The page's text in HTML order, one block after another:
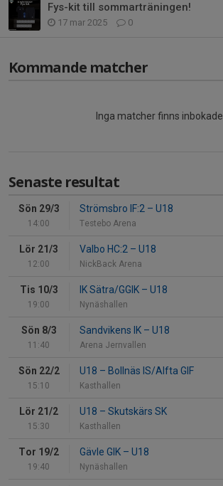
Fys-kit till sommarträningen!
17 mar 2025 0
Kommande matcher
Inga matcher finns inbokade
Senaste resultat
Sön 29/3
14:00
Strömsbro IF:2 – U18
Testebo Arena
Lör 21/3
12:00
Valbo HC:2 – U18
NickBack Arena
Tis 10/3
19:00
IK Sätra/GGIK – U18
Nynäshallen
Sön 8/3
11:40
Sandvikens IK – U18
Arena Jernvallen
Sön 22/2
15:10
U18 – Bollnäs IS/Alfta GIF
Kasthallen
Lör 21/2
15:30
U18 – Skutskärs SK
Kasthallen
Tor 19/2
19:40
Gävle GIK – U18
Nynäshallen